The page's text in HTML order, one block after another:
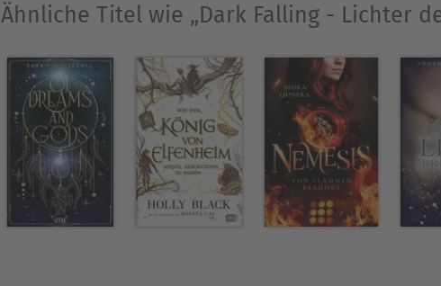
Ähnliche Titel wie „Dark Falling - Lichter